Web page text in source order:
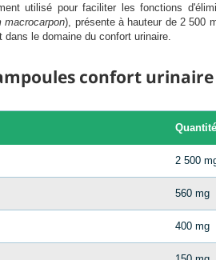
utilisé pour faciliter les fonctions
macrocarpon), présente à hauteur de 2 500
le domaine du confort urinaire.
confort urinaire
Quantité
2 500
560 mg
400 mg